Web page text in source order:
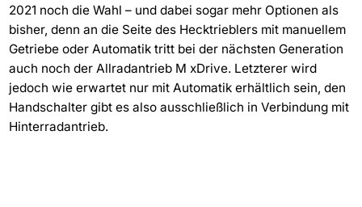
2021 noch die Wahl – und dabei sogar mehr Optionen als
bisher, denn an die Seite des Hecktrieblers mit manuellem
Getriebe oder Automatik tritt bei der nächsten Generation
auch noch der Allradantrieb M xDrive. Letzterer wird
jedoch wie erwartet nur mit Automatik erhältlich sein, den
Handschalter gibt es also ausschließlich in Verbindung mit
Hinterradantrieb.